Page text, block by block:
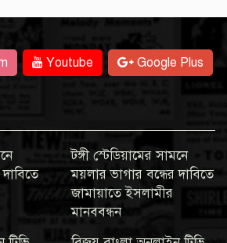
Youtube Google Plus
টঙ্গী স্টেডিয়ামের সামনে
ময়লার ভাগার বন্ধের দাবিতে
জামায়াতে ইসলামীর
মানববন্ধন